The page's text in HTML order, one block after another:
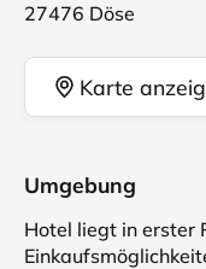
27476 Döse
Karte
Umgebung
Hotel liegt in erster